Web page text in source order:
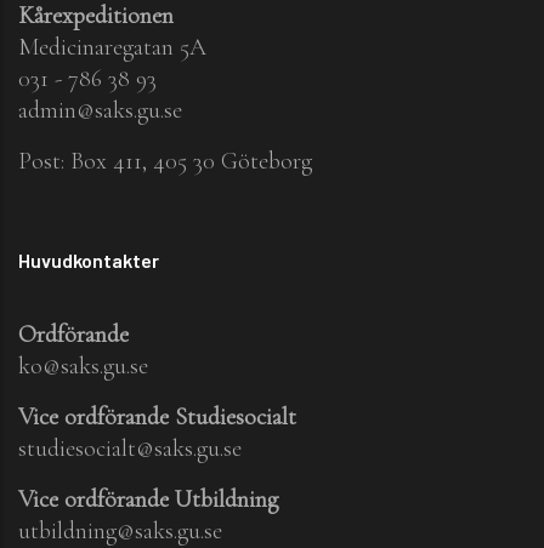
Kårexpeditionen
Medicinaregatan 5A
031 - 786 38 93
admin@saks.gu.se
Post: Box 411, 405 30 Göteborg
Huvudkontakter
Ordförande
ko@saks.gu.se
Vice ordförande Studiesocialt
studiesocialt@saks.gu.se
Vice ordförande Utbildning
utbildning@saks.gu.se